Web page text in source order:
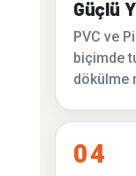
Güçlü
PVC ve
biçimde
dökülme
04